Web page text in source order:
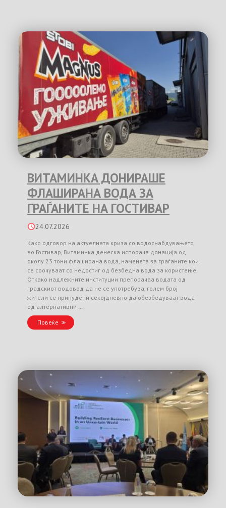
ВИТАМИНКА ДОНИРАШЕ
ФЛАШИРАНА ВОДА ЗА
ГРАЃАНИТЕ НА ГОСТИВАР
24.07.2026
Како одговор на актуелната криза со водоснабдувањето
во Гостивар, Витаминка денеска испорача донација од
околу 23 тони флаширана вода, наменета за граѓаните кои
се соочуваат со недостиг од безбедна вода за користење.
Откако надлежните институции препорачаа водата од
градскиот водовод да не се употребува, голем број
жители се принудени секојдневно да обезбедуваат вода
од алтернативни …
Повеќе